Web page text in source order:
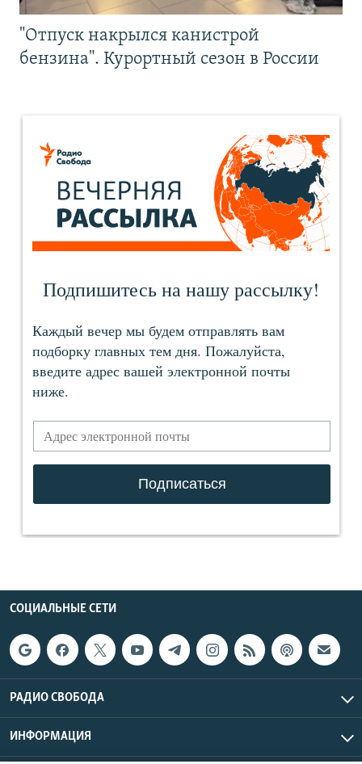
"Отпуск накрылся канистрой
бензина". Курортный сезон в России
СОЦИАЛЬНЫЕ СЕТИ
РАДИО СВОБОДА
ИНФОРМАЦИЯ